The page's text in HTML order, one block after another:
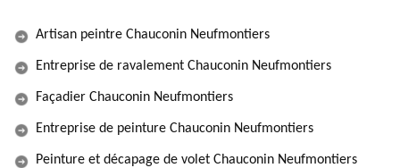
Artisan peintre Chauconin Neufmontiers
Entreprise de ravalement Chauconin Neufmontiers
Façadier Chauconin Neufmontiers
Entreprise de peinture Chauconin Neufmontiers
Peinture et décapage de volet Chauconin Neufmontiers